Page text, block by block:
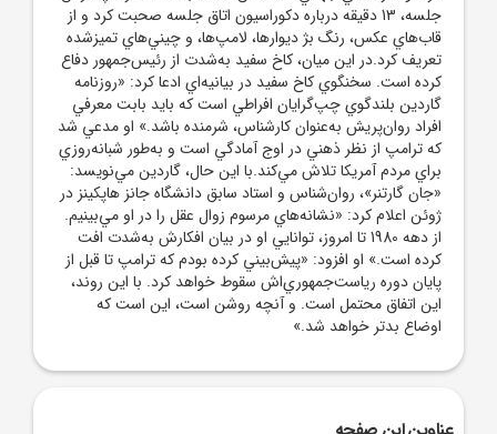
جلسه، 13 دقيقه درباره دکوراسيون اتاق جلسه صحبت کرد و از
قاب‌هاي عکس، رنگ بژ ديوارها، لامپ‌ها، و چيني‌هاي تميزشده
تعريف کرد.در اين ميان، کاخ سفيد به‌شدت از رئيس‌جمهور دفاع
کرده است. سخنگوي کاخ سفيد در بيانيه‌اي ادعا کرد: «روزنامه
گاردين بلندگوي چپ‌گرايان افراطي است که بايد بابت معرفي
افراد روان‌پريش به‌عنوان کارشناس، شرمنده باشد.» او مدعي شد
که ترامپ از نظر ذهني در اوج آمادگي است و به‌طور شبانه‌روزي
براي مردم آمريکا تلاش مي‌کند.با اين حال، گاردين مي‌نويسد:
«جان گارتنر»، روان‌شناس و استاد سابق دانشگاه جانز هاپکينز در
ژوئن اعلام کرد: «نشانه‌هاي مرسوم زوال عقل را در او مي‌بينيم.
از دهه 1980 تا امروز، توانايي او در بيان افکارش به‌شدت افت
کرده است.» او افزود: «پيش‌بيني کرده بودم که ترامپ تا قبل از
پايان دوره رياست‌جمهوري‌اش سقوط خواهد کرد. با اين روند،
اين اتفاق محتمل است. و آنچه روشن است، اين است که
اوضاع بدتر خواهد شد.»